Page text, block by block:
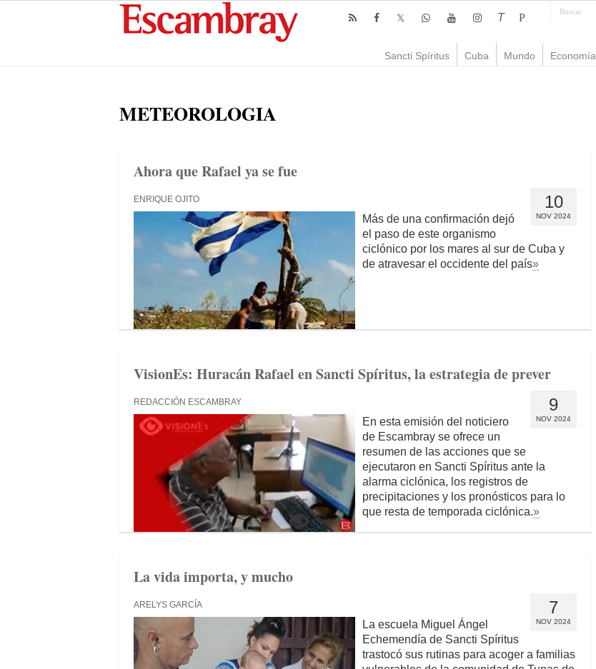
T P
Sancti Spíritus Cuba Mundo Economía
METEOROLOGIA
Ahora que Rafael ya se fue
10
NOV 2024
ENRIQUE OJITO
Más de una confirmación dejó
el paso de este organismo
ciclónico por los mares al sur de Cuba y
de atravesar el occidente del país»
VisionEs: Huracán Rafael en Sancti Spíritus, la estrategia de prever
9
NOV 2024
REDACCIÓN ESCAMBRAY
En esta emisión del noticiero
de Escambray se ofrece un
resumen de las acciones que se
ejecutaron en Sancti Spíritus ante la
alarma ciclónica, los registros de
precipitaciones y los pronósticos para lo
que resta de temporada ciclónica.»
La vida importa, y mucho
7
NOV 2024
ARELYS GARCÍA
La escuela Miguel Ángel
Echemendía de Sancti Spíritus
trastocó sus rutinas para acoger a familias